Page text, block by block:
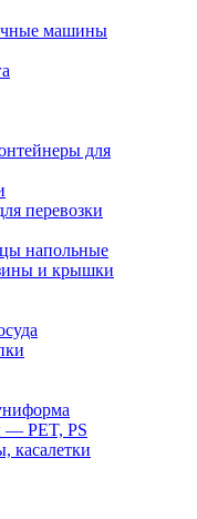
машины
для
перевозки
напольные
и крышки
— PET, PS
касалетки